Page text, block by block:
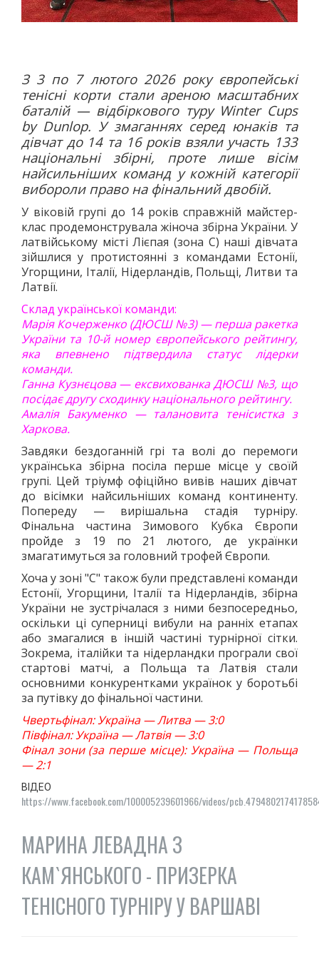
ДЗЮДО
АЙКІДО
ФРІФАЙТ
ММА
ХАПКІДО
КОМБАТАН
ЛЕГКА АТЛЕТИКА
БІГ
ХОДЬБА
СТРИБКИ ТА МЕТАННЯ
ТЕНІС
ВЕЛИКИЙ
НАСТІЛЬНИЙ
ВОДНІ ВИДИ
ПОЛО
ПЛАВАННЯ
СТРИБКИ З ТРАМПЛІНУ
СИНХРОННЕ ПЛАВАННЯ
ГРЕБЛЯ
ВОДНИЙ ТУРИЗМ
ГІМНАСТИКА
ХУДОЖНЯ
СПОРТИВНА
АКРОБАТИКА
СТРИБКИ НА БАТУТІ
ЗИМОВІ ВОДИ
БІГ НА КОНЬКАХ
ФІГУРНЕ КАТАННЯ
ФІГУРНЕ КАТАННЯ НА РОЛИКОВИХ КОВЗАНАХ
ЛОГІЧНІ ІГРИ
ШАШКИ
ШАХИ
СПОРТИВНІ ТАНЦІ, ЧЕРЛІДІНГ
СПОРТИВНІ ТАНЦІ
ЧЕРЛІДІНГ
БІЛЬЯРДНИЙ СПОРТ
ПАРКУР
СПОРТИВНЕ ОРІЄНТУВАННЯ
КУЛЬТУРА
ІСТОРІЯ
З 3 по 7 лютого 2026 року європейські
тенісні корти стали ареною масштабних
баталій — відбіркового туру Winter Cups
by Dunlop. У змаганнях серед юнаків та
дівчат до 14 та 16 років взяли участь 133
національні збірні, проте лише вісім
найсильніших команд у кожній категорії
вибороли право на фінальний двобій.
У віковій групі до 14 років справжній майстер-
клас продемонструвала жіноча збірна України. У
латвійському місті Лієпая (зона С) наші дівчата
зійшлися у протистоянні з командами Естонії,
Угорщини, Італії, Нідерландів, Польщі, Литви та
Латвії.
Склад української команди:
Марія Кочерженко (ДЮСШ №3) — перша ракетка
України та 10-й номер європейського рейтингу,
яка впевнено підтвердила статус лідерки
команди.
Ганна Кузнєцова — ексвихованка ДЮСШ №3, що
посідає другу сходинку національного рейтингу.
Амалія Бакуменко — талановита тенісистка з
Харкова.
Завдяки бездоганній грі та волі до перемоги
українська збірна посіла перше місце у своїй
групі. Цей тріумф офіційно вивів наших дівчат
до вісімки найсильніших команд континенту.
Попереду — вирішальна стадія турніру.
Фінальна частина Зимового Кубка Європи
пройде з 19 по 21 лютого, де українки
змагатимуться за головний трофей Європи.
Хоча у зоні "С" також були представлені команди
Естонії, Угорщини, Італії та Нідерландів, збірна
України не зустрічалася з ними безпосередньо,
оскільки ці суперниці вибули на ранніх етапах
або змагалися в іншій частині турнірної сітки.
Зокрема, італійки та нідерландки програли свої
стартові матчі, а Польща та Латвія стали
основними конкурентками українок у боротьбі
за путівку до фінальної частини.
Чвертьфінал: Україна — Литва — 3:0
Півфінал: Україна — Латвія — 3:0
Фінал зони (за перше місце): Україна — Польща
— 2:1
ВІДЕО
https://www.facebook.com/100005239601966/videos/
МАРИНА ЛЕВАДНА З
КАМ`ЯНСЬКОГО - ПРИЗЕРКА
ТЕНІСНОГО ТУРНІРУ У ВАРШАВІ